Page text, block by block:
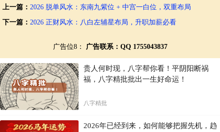
上一篇： 2026 脱单风水：东南九紫位 + 中宫一白位，双重布局
下一篇： 2026 正财风水：八白左辅星布局，升职加薪必看
广告位8： 广告联系：QQ 1755043837
贵人何时现，八字帮你看！平阴阳断祸
福，八字精批批出一生好命运！
八字精批
2026年已经到来，如何能够把握先机，趋